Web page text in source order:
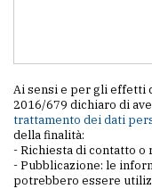
Ai sensi e per gli effetti
2016/679 dichiaro di
trattamento dei dati
della finalità:
- Richiesta di contatto
- Pubblicazione: le
potrebbero essere